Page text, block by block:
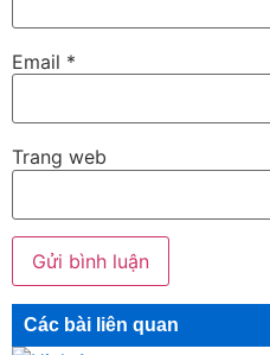
Email *
Trang web
Các bài liên quan